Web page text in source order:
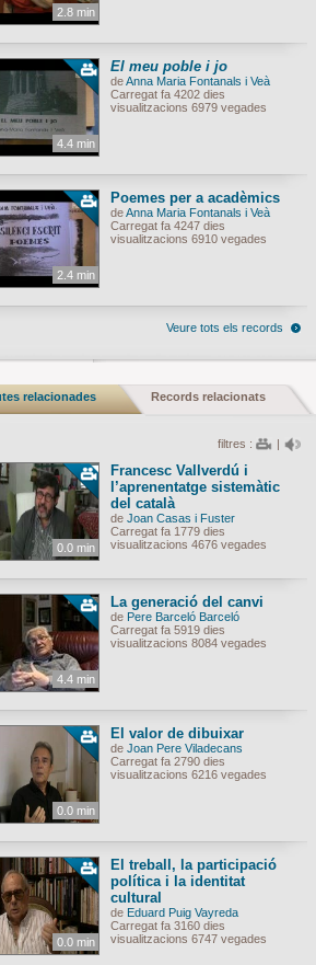
2.8 min
4.4 min
El meu poble i jo
deAnna Maria Fontanals i Veà
Carregat fa 4202 dies
visualitzacions 6979 vegades
2.4 min
Poemes per a acadèmics
deAnna Maria Fontanals i Veà
Carregat fa 4247 dies
visualitzacions 6910 vegades
Veure tots els records
relacionades Records relacionats
filtres : |
0.0 min
Francesc Vallverdú i
l’aprenentatge sistemàtic
del català
de Joan Casas i Fuster
Carregat fa 1779 dies
visualitzacions 4676 vegades
4.4 min
La generació del canvi
de Pere Barceló Barceló
Carregat fa 5919 dies
visualitzacions 8084 vegades
0.0 min
El valor de dibuixar
de Joan Pere Viladecans
Carregat fa 2790 dies
visualitzacions 6216 vegades
0.0 min
El treball, la participació
política i la identitat
cultural
de Eduard Puig Vayreda
Carregat fa 3160 dies
visualitzacions 6747 vegades